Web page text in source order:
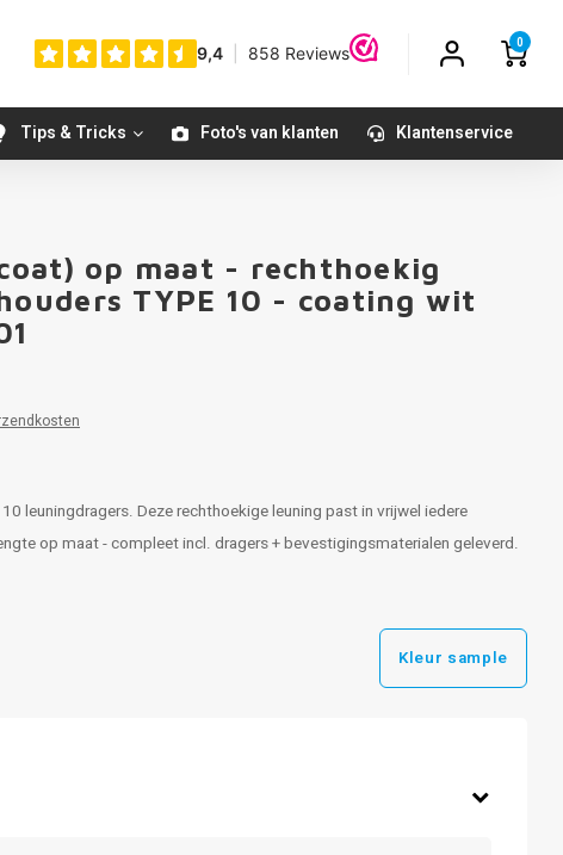
0
Tips & Tricks Foto's van klanten Klantenservice
op maat - rechthoekig
TYPE 10 - coating wit
leuningdragers. Deze rechthoekige leuning past in vrijwel iedere
op maat - compleet incl. dragers + bevestigingsmaterialen geleverd.
Kleur sample